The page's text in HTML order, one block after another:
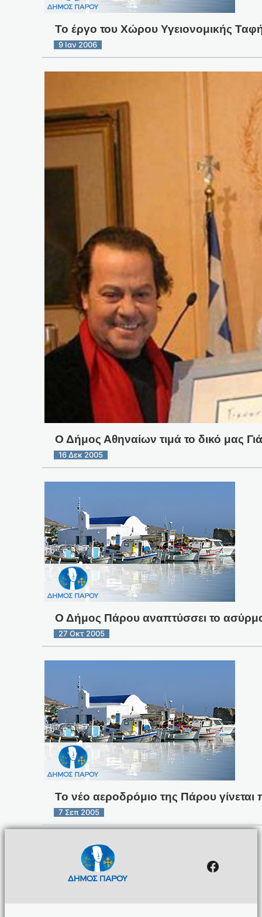
Το έργο του Χώρου Υγειονομικής
9 Ιαν 2006
Ο Δήμος Αθηναίων τιμά το δικό μας
16 Δεκ 2005
Ο Δήμος Πάρου αναπτύσσει το
27 Οκτ 2005
Το νέο αεροδρόμιο της Πάρου γίνεται
7 Σεπ 2005